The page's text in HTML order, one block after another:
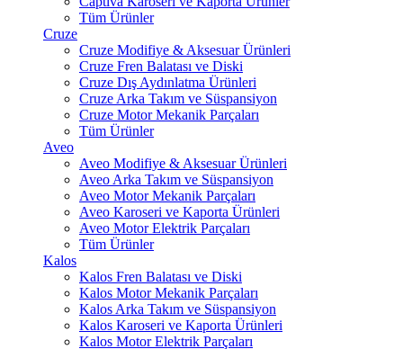
Tüm Ürünler
Cruze
Cruze Modifiye & Aksesuar Ürünleri
Cruze Fren Balatası ve Diski
Cruze Dış Aydınlatma Ürünleri
Cruze Arka Takım ve Süspansiyon
Cruze Motor Mekanik Parçaları
Tüm Ürünler
Aveo
Aveo Modifiye & Aksesuar Ürünleri
Aveo Arka Takım ve Süspansiyon
Aveo Motor Mekanik Parçaları
Aveo Karoseri ve Kaporta Ürünleri
Aveo Motor Elektrik Parçaları
Tüm Ürünler
Kalos
Kalos Fren Balatası ve Diski
Kalos Motor Mekanik Parçaları
Kalos Arka Takım ve Süspansiyon
Kalos Karoseri ve Kaporta Ürünleri
Kalos Motor Elektrik Parçaları